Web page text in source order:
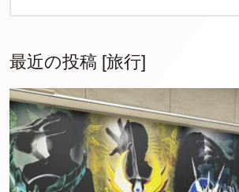
最近の投稿 [旅行]